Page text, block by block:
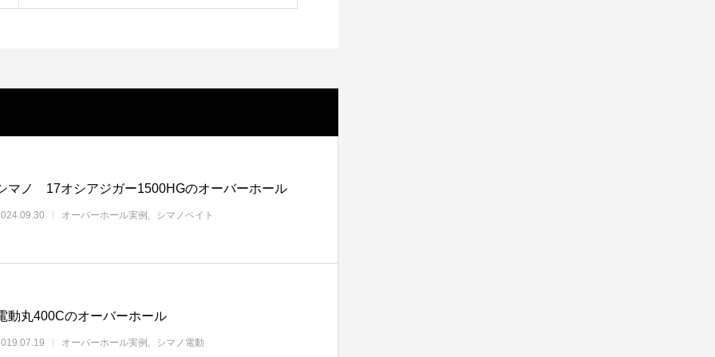
マノ 17オシアジガー1500HGのオーバーホール
オーバーホール実例 シマノベイト
動丸400Cのオーバーホール
オーバーホール実例 シマノ電動